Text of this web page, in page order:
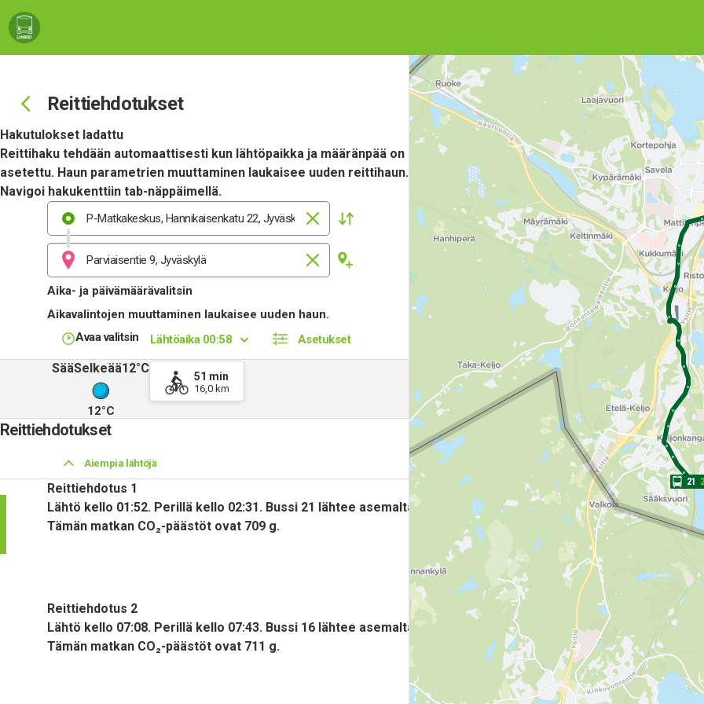
Siirry sisältöön
Reittiehdotukset
Hakutulokset ladattu
Reittihaku tehdään automaattisesti kun lähtöpaikka ja määränpää on
asetettu. Haun parametrien muuttaminen laukaisee uuden reittihaun.
Navigoi hakukenttiin tab-näppäimellä.
Aika- ja päivämäärävalitsin
Aikavalintojen muuttaminen laukaisee uuden haun.
Avaa valitsin
Lähtöaika 00:58 Asetukset
SääSelkeää12°C
12°C
51 min
16,0 km
Reittiehdotukset
Aiempia lähtöjä
Reittiehdotus 1
Lähtö kello 01:52. Perillä kello 02:31. Bussi 21 lähtee asemalta Urhonkatu 1 kello 02:01 .
Matka-aika 39 min
Tämän matkan CO₂-päästöt ovat 709 g.
8
Reittiehdotus 2
Lähtö kello 07:08. Perillä kello 07:43. Bussi 16 lähtee asemalta Urhonkatu 1 kello 07:17 .
Matka-aika 35 min
Tämän matkan CO₂-päästöt ovat 711 g.
21